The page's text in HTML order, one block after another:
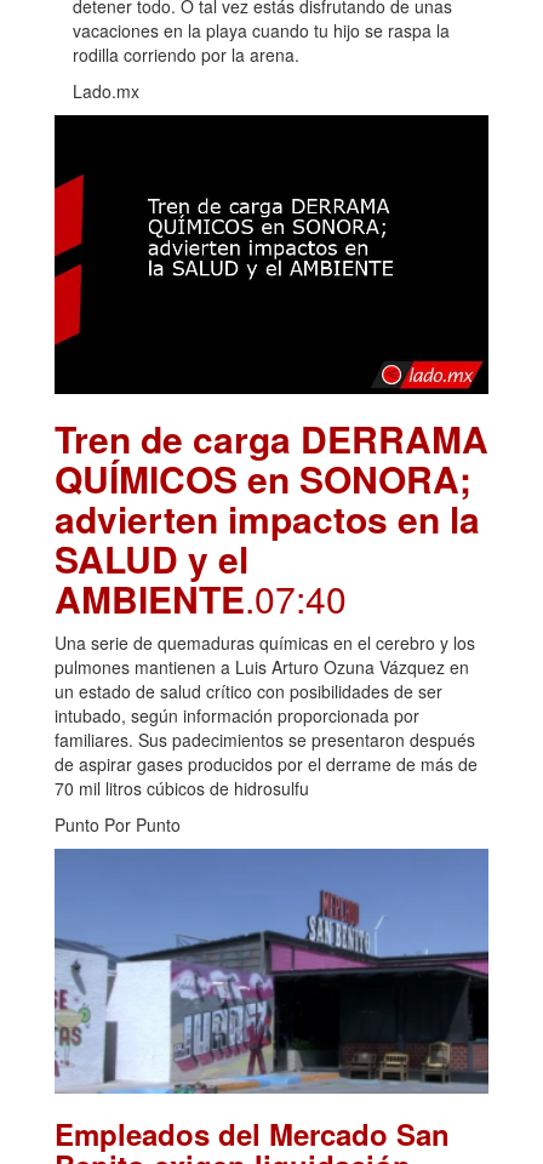
detener todo. O tal vez estás disfrutando de unas
vacaciones en la playa cuando tu hijo se raspa la
rodilla corriendo por la arena.
Lado.mx
Tren de carga DERRAMA
QUÍMICOS en SONORA;
advierten impactos en la
SALUD y el
AMBIENTE.07:40
Una serie de quemaduras químicas en el cerebro y los
pulmones mantienen a Luis Arturo Ozuna Vázquez en
un estado de salud crítico con posibilidades de ser
intubado, según información proporcionada por
familiares. Sus padecimientos se presentaron después
de aspirar gases producidos por el derrame de más de
70 mil litros cúbicos de hidrosulfu
Punto Por Punto
Empleados del Mercado San